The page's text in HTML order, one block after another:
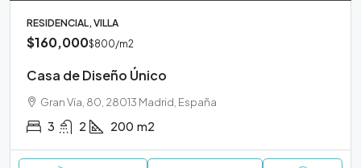
RESIDENCIAL, VILLA
$160,000$800/m2
Casa de Diseño Único
Gran Vía, 80, 28013 Madrid, España
3 2 200 m2